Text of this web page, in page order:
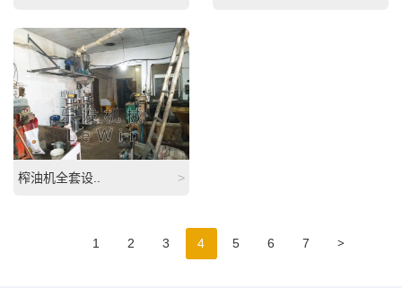
榨油机全套设.. >
1 2 3 4 5 6 7 >